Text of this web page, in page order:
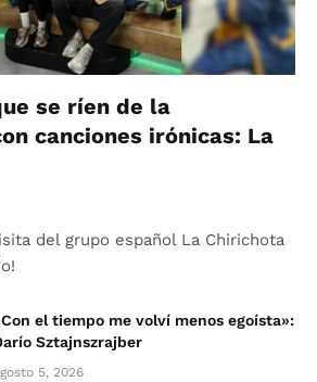
se ríen de la
canciones irónicas: La
del grupo español La Chirichota
el tiempo me volví menos egoísta»:
Sztajnszrajber
5, 2026